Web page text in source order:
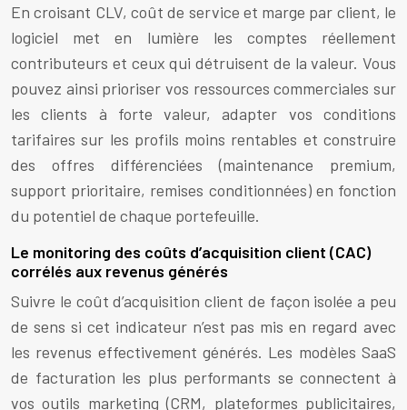
En croisant CLV, coût de service et marge par client, le
logiciel met en lumière les comptes réellement
contributeurs et ceux qui détruisent de la valeur. Vous
pouvez ainsi prioriser vos ressources commerciales sur
les clients à forte valeur, adapter vos conditions
tarifaires sur les profils moins rentables et construire
des offres différenciées (maintenance premium,
support prioritaire, remises conditionnées) en fonction
du potentiel de chaque portefeuille.
Le monitoring des coûts d’acquisition client (CAC)
corrélés aux revenus générés
Suivre le coût d’acquisition client de façon isolée a peu
de sens si cet indicateur n’est pas mis en regard avec
les revenus effectivement générés. Les modèles SaaS
de facturation les plus performants se connectent à
vos outils marketing (CRM, plateformes publicitaires,